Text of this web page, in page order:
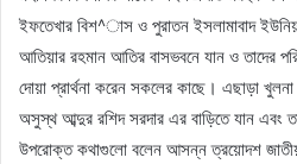
ইফতেখার বিশ^াস ও পুরাতন ইসলামাবাদ
আতিয়ার রহমান আতির বাসভবনে যান ও তাদের
দোয়া প্রার্থনা করেন সকলের কাছে। এছাড়া
অসুস্থ আব্দুর রশিদ সরদার এর বাড়িতে যান
উপরোক্ত কথাগুলো বলেন আসন্ন ত্রয়োদশ জাতীয়